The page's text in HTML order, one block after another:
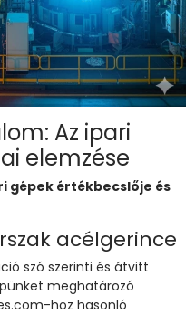
Az ipari
elemzése
gépek értékbecslője és
acélgerince
szó szerinti és átvitt
meghatározó
hoz hasonló